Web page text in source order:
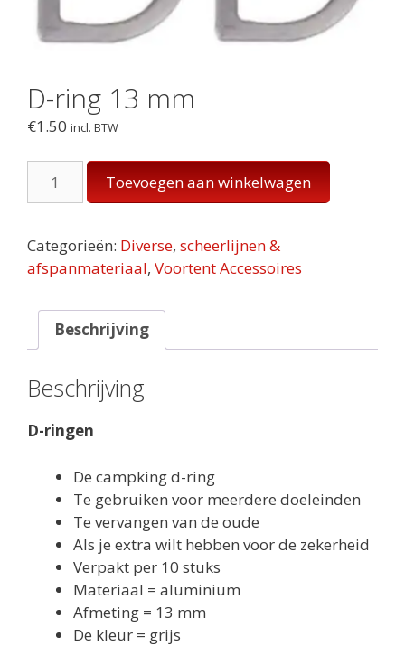
D-ring 13 mm
€1.50 incl. BTW
ring
mm
aantal
Toevoegen aan winkelwagen
Categorieën: Diverse, scheerlijnen &
afspanmateriaal, Voortent Accessoires
Beschrijving
Beschrijving
D-ringen
De campking d-ring
Te gebruiken voor meerdere doeleinden
Te vervangen van de oude
Als je extra wilt hebben voor de zekerheid
Verpakt per 10 stuks
Materiaal = aluminium
Afmeting = 13 mm
De kleur = grijs